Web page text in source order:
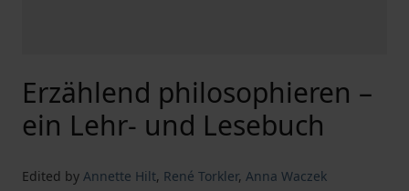
Erzählend philosophieren –
ein Lehr- und Lesebuch
Edited by Annette Hilt, René Torkler, Anna Waczek